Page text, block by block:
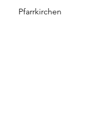
Pfarrkirchen